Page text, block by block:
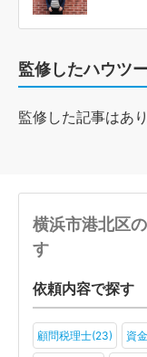
監修したハウツ
監修した記事はあり
横浜市港北区
す
依頼内容で探す
顧問税理士(23) 資